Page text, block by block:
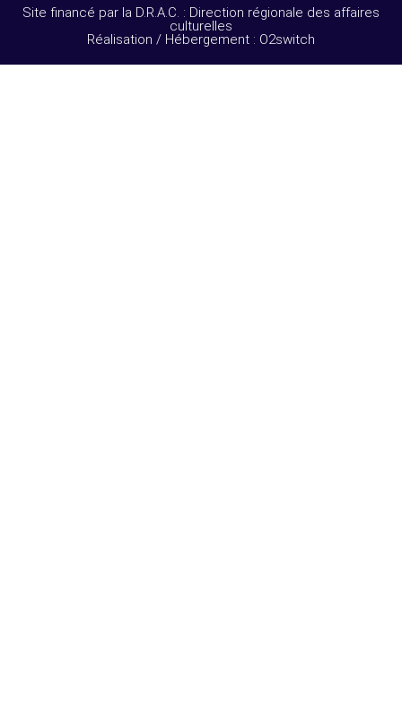
Site financé par la D.R.A.C. : Direction régionale des affaires
culturelles
Réalisation / Hébergement : O2switch